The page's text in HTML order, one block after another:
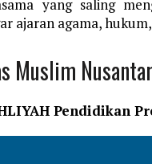
yang saling
ajaran agama,
Muslim
Pendidikan